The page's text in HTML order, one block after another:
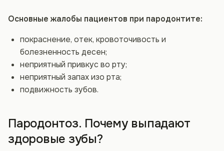
Основные жалобы пациентов при пародонтите:
покраснение, отек, кровоточивость и
болезненность десен;
неприятный привкус во рту;
неприятный запах изо рта;
подвижность зубов.
Пародонтоз. Почему выпадают
здоровые зубы?